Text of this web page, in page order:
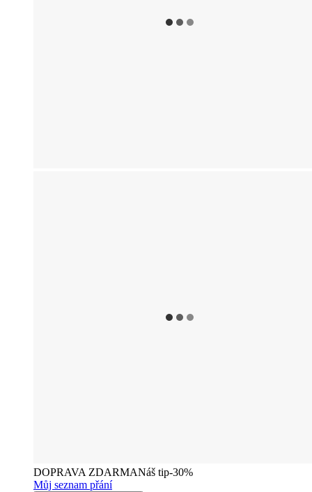
DOPRAVA ZDARMANáš tip-30%
Můj seznam přání